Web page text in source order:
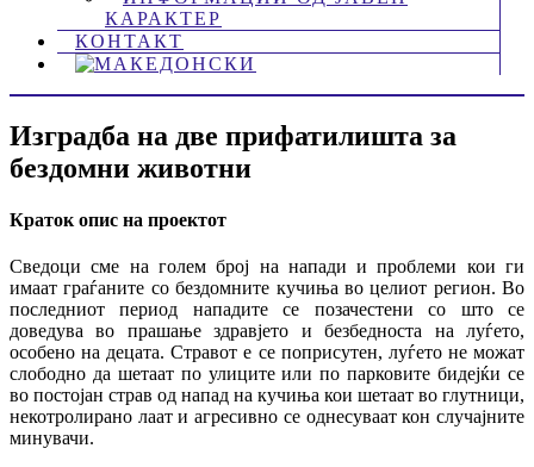
КАРАКТЕР
КОНТАКТ
Изградба на две прифатилишта за
бездомни животни
Краток опис на проектот
Сведоци сме на голем број на напади и проблеми кои ги
имаат граѓаните со бездомните кучиња во целиот регион. Во
последниот период нападите се позачестени со што се
доведува во прашање здравјето и безбедноста на луѓето,
особено на децата. Стравот е се поприсутен, луѓето не можат
слободно да шетаат по улиците или по парковите бидејќи се
во постојан страв од напад на кучиња кои шетаат во глутници,
некотролирано лаат и агресивно се однесуваат кон случајните
минувачи.